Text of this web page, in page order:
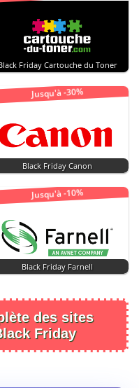
Friday Cartouche du Toner
Jusqu'à -30%
Black Friday Canon
Jusqu'à -10%
Black Friday Farnell
des sites
Friday